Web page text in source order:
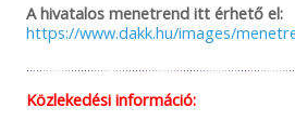
A hivatalos menetrend itt érhető el:
https://www.dakk.hu/images/
Közlekedési információ: